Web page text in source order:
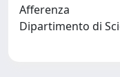
Afferenza
Dipartimento di